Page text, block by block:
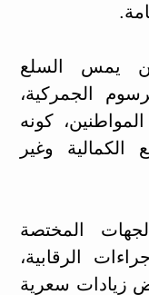
يمس السلع
الجمركية،
كونه
وغير
المختصة
الرقابية،
زيادات سعرية